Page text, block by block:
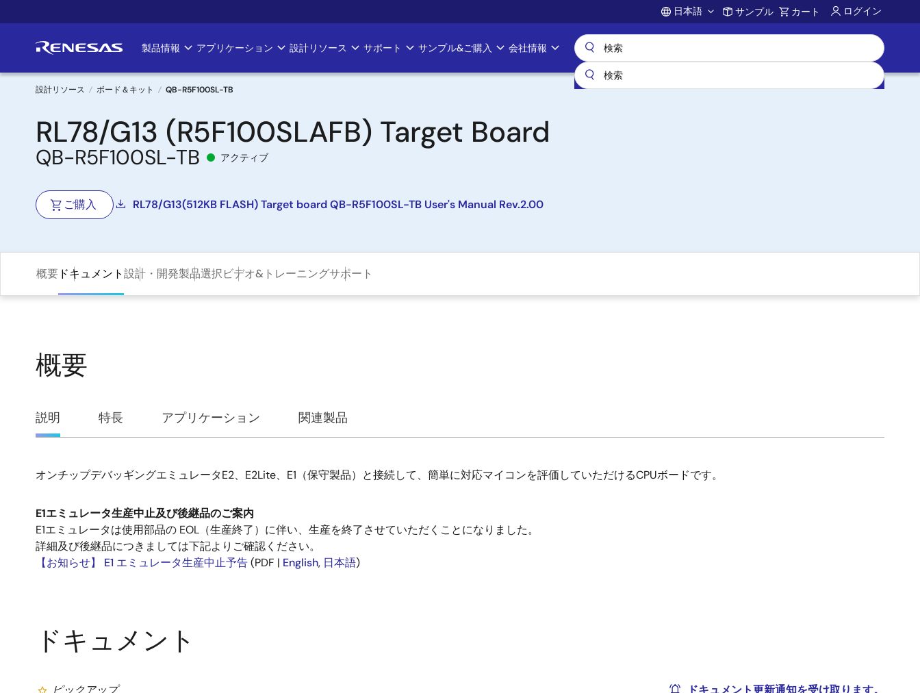
イ
ン
Account
日本語 サンプル カート ログイン
Main
navigation
製品情報 アプリケーション 設計リソース サポート サンプル&ご購入 会社情報
パ
ン
く
ず
設計リソース ボード＆キット QB-R5F100SL-TB
RL78/G13 (R5F100SLAFB) Target Board
QB-R5F100SL-TB アクティブ
ご購入 RL78/G13(512KB FLASH) Target board QB-R5F100SL-TB User's Manual Rev.2.00
概要 ドキュメント設計・開発製品選択ビデオ&トレーニングサポート
概要
概
説明 特長 アプリケーション 関連製品
明
オンチップデバッギングエミュレータE2、E2Lite、E1（保守製品）と接続して、簡単に対応マイコンを評価していただけるCPUボードです。
E1エミュレータ生産中止及び後継品のご案内
E1エミュレータは使用部品の EOL（生産終了）に伴い、生産を終了させていただくことになりました。
詳細及び後継品につきましては下記よりご確認ください。
【お知らせ】 E1 エミュレータ生産中止予告(PDF | English, 日本語)
ドキュメント
ピックアップ
ドキュメント更新通知を受け取ります。